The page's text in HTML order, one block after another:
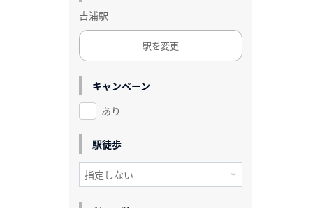
吉浦駅
駅を変更
キャンペーン
あり
駅徒歩